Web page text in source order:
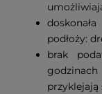
podłoży:
brak
przyklejają